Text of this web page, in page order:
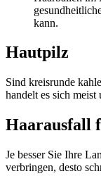
kann.
Hautpilz
Sind kreisrunde
handelt es sich
Haarausfall
Je besser Sie Ihre
verbringen, desto